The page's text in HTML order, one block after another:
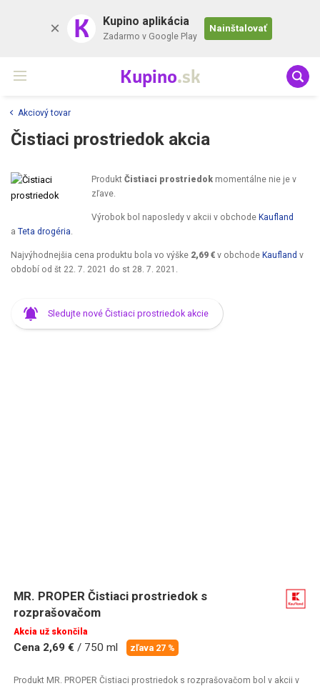
K Kupino aplikácia
Zadarmo v Google Play
Nainštalovať
Kupino.sk
Akciový tovar
Čistiaci prostriedok akcia
Produkt Čistiaci prostriedokmomentálne nie je v
zľave.
Výrobok bol naposledy v akcii v obchode Kaufland
a Teta drogéria
Najvýhodnejšia cena produktu bola vo výške 2,69 € v obchode Kaufland v
období od št 22. 7. 2021 do st 28. 7. 2021
Sledujte nové Čistiaci prostriedok akcie
MR. PROPER Čistiaci prostriedok s
rozprašovačom
Akcia už skončila
Cena 2,69 € / 750 ml zľava 27 %
Produkt MR. PROPER Čistiaci prostriedok s rozprašovačom bol v akcii v